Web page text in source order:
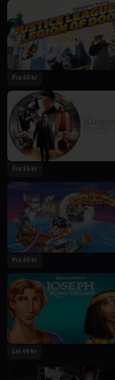
Fra 49 kr
Fra 55 kr
Fra 49 kr
Lei 49 kr